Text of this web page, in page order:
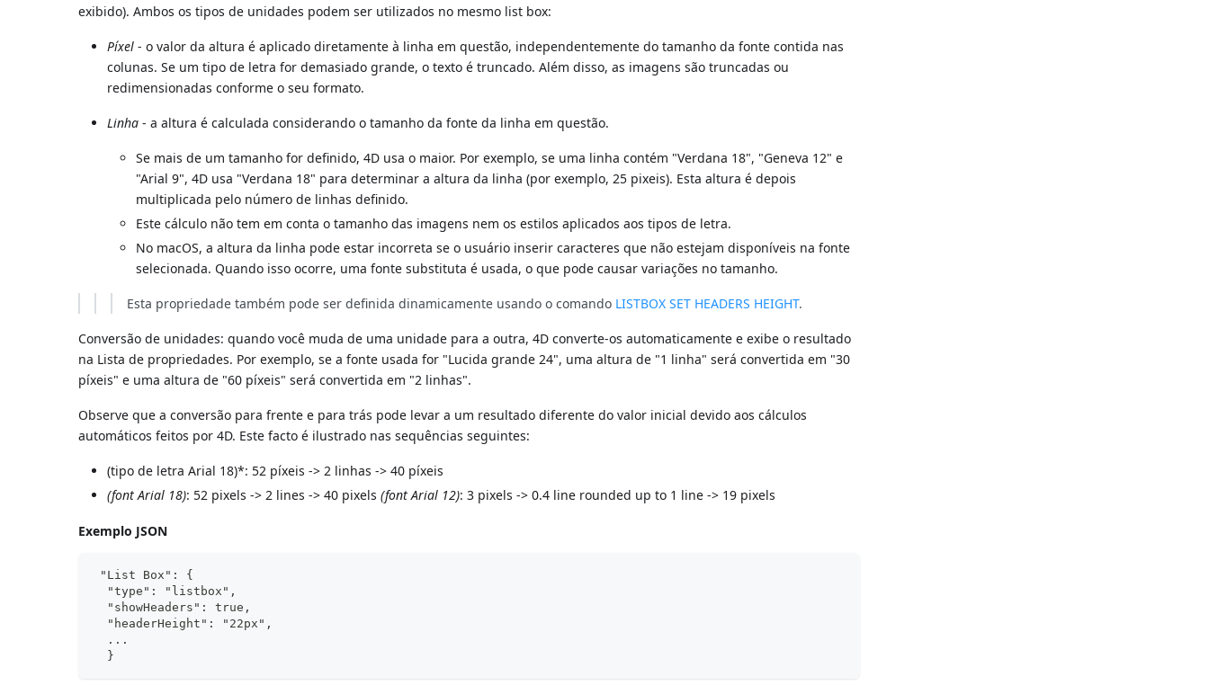
exibido). Ambos os tipos de unidades podem ser utilizados no mesmo list box:
Píxel - o valor da altura é aplicado diretamente à linha em questão, independentemente do tamanho da fonte contida nas
colunas. Se um tipo de letra for demasiado grande, o texto é truncado. Além disso, as imagens são truncadas ou
redimensionadas conforme o seu formato.
Linha - a altura é calculada considerando o tamanho da fonte da linha em questão.
Se mais de um tamanho for definido, 4D usa o maior. Por exemplo, se uma linha contém "Verdana 18", "Geneva 12" e
"Arial 9", 4D usa "Verdana 18" para determinar a altura da linha (por exemplo, 25 pixeis). Esta altura é depois
multiplicada pelo número de linhas definido.
Este cálculo não tem em conta o tamanho das imagens nem os estilos aplicados aos tipos de letra.
No macOS, a altura da linha pode estar incorreta se o usuário inserir caracteres que não estejam disponíveis na fonte
selecionada. Quando isso ocorre, uma fonte substituta é usada, o que pode causar variações no tamanho.
Esta propriedade também pode ser definida dinamicamente usando o comando LISTBOX SET HEADERS HEIGHT.
Conversão de unidades: quando você muda de uma unidade para a outra, 4D converte-os automaticamente e exibe o resultado
na Lista de propriedades. Por exemplo, se a fonte usada for "Lucida grande 24", uma altura de "1 linha" será convertida em "30
píxeis" e uma altura de "60 píxeis" será convertida em "2 linhas".
Observe que a conversão para frente e para trás pode levar a um resultado diferente do valor inicial devido aos cálculos
automáticos feitos por 4D. Este facto é ilustrado nas sequências seguintes:
(tipo de letra Arial 18)*: 52 píxeis -> 2 linhas -> 40 píxeis
(font Arial 18): 52 pixels -> 2 lines -> 40 pixels(font Arial 12): 3 pixels -> 0.4 line rounded up to 1 line -> 19 pixels
Exemplo JSON
"List Box": {
  "type": "listbox",
  "showHeaders": true,
  "headerHeight": "22px",
  ...
  }